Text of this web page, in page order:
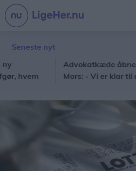
Seneste nyt
Advokatkæde åbner
Mors: - Vi er klar til at